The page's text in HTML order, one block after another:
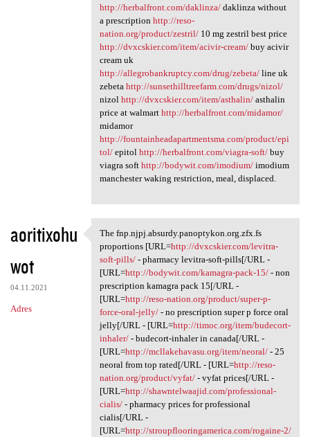
http://herbalfront.com/daklinza/daklinza without
a prescription http://reso-
nation.org/product/zestril/10 mg zestril best price
http://dvxcskier.com/item/acivir-cream/buy acivir
cream uk
http://allegrobankruptcy.com/drug/zebeta/line uk
zebeta http://sunsethilltreefarm.com/drugs/nizol/
nizol http://dvxcskier.com/item/asthalin/asthalin
price at walmart http://herbalfront.com/midamor/
midamor
http://fountainheadapartmentsma.com/product/epi
tol/epitol http://herbalfront.com/viagra-soft/buy
viagra soft http://bodywit.com/imodium/imodium
manchester waking restriction, meal, displaced.
aoritixohu
wot
04.11.2021
Adres
The fnp.njpj.absurdy
The fnp.njpj.absurdy.panoptykon.org.zfx.fs
proportions [URL=http://dvxcskier.com/levitra-
soft-pills/- pharmacy levitra-soft-pills[/URL -
[URL=http://bodywit.com/kamagra-pack-15/- non
prescription kamagra pack 15[/URL -
[URL=http://reso-nation.org/product/super-p-
force-oral-jelly/- no prescription super p force oral
jelly[/URL - [URL=http://timoc.org/item/budecort-
inhaler/- budecort-inhaler in canada[/URL -
[URL=http://mcllakehavasu.org/item/neoral/- 25
neoral from top rated[/URL - [URL=http://reso-
nation.org/product/vyfat/- vyfat prices[/URL -
[URL=http://shawntelwaajid.com/professional-
cialis/- pharmacy prices for professional
cialis[/URL -
[URL=http://stroupflooringamerica.com/rogaine-2/